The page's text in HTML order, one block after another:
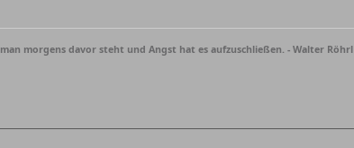
morgens davor steht und Angst hat es aufzuschließen. - Walter Röhrl